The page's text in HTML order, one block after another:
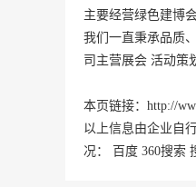
主要经营绿色建博会
我们一直秉承品质
司主营展会 活动策
本页链接： http://
以上信息由企业自
况：
百度 360搜索